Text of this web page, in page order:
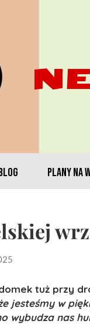
PLANY NA
tuż przy
jesteśmy w
wybudza nas